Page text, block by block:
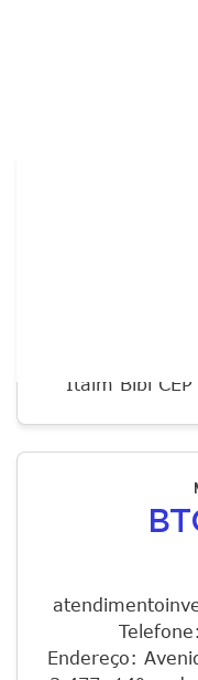
E-mail:
Endereço:
Itaim Bibi
Endereço: